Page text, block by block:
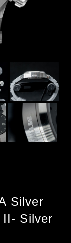
Silver
II- Silver